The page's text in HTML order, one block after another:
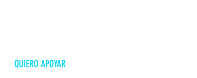
QUIERO APOYAR